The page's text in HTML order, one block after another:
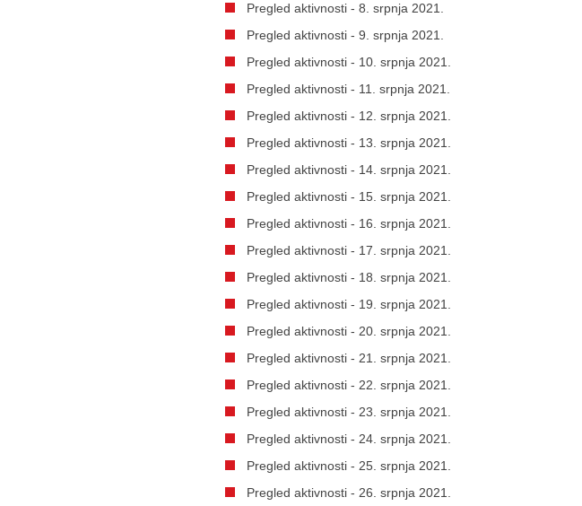
Pregled aktivnosti - 8. srpnja 2021.
Pregled aktivnosti - 9. srpnja 2021.
Pregled aktivnosti - 10. srpnja 2021.
Pregled aktivnosti - 11. srpnja 2021.
Pregled aktivnosti - 12. srpnja 2021.
Pregled aktivnosti - 13. srpnja 2021.
Pregled aktivnosti - 14. srpnja 2021.
Pregled aktivnosti - 15. srpnja 2021.
Pregled aktivnosti - 16. srpnja 2021.
Pregled aktivnosti - 17. srpnja 2021.
Pregled aktivnosti - 18. srpnja 2021.
Pregled aktivnosti - 19. srpnja 2021.
Pregled aktivnosti - 20. srpnja 2021.
Pregled aktivnosti - 21. srpnja 2021.
Pregled aktivnosti - 22. srpnja 2021.
Pregled aktivnosti - 23. srpnja 2021.
Pregled aktivnosti - 24. srpnja 2021.
Pregled aktivnosti - 25. srpnja 2021.
Pregled aktivnosti - 26. srpnja 2021.